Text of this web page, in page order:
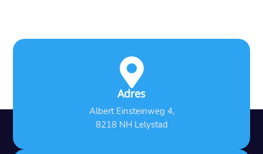

Adres
Albert Einsteinweg 4,
8218 NH Lelystad